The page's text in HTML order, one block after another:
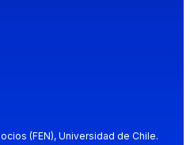
(FEN), Universidad de Chile.